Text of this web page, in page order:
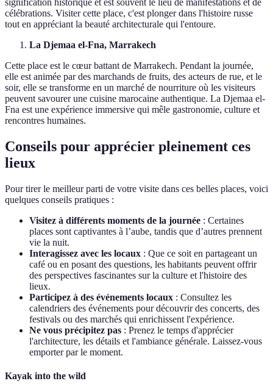
signification historique et est souvent le lieu de manifestations et de
célébrations. Visiter cette place, c'est plonger dans l'histoire russe
tout en appréciant la beauté architecturale qui l'entoure.
La Djemaa el-Fna, Marrakech
Cette place est le cœur battant de Marrakech. Pendant la journée,
elle est animée par des marchands de fruits, des acteurs de rue, et le
soir, elle se transforme en un marché de nourriture où les visiteurs
peuvent savourer une cuisine marocaine authentique. La Djemaa el-
Fna est une expérience immersive qui mêle gastronomie, culture et
rencontres humaines.
Conseils pour apprécier pleinement ces
lieux
Pour tirer le meilleur parti de votre visite dans ces belles places, voici
quelques conseils pratiques :
Visitez à différents moments de la journée : Certaines
places sont captivantes à l’aube, tandis que d’autres prennent
vie la nuit.
Interagissez avec les locaux : Que ce soit en partageant un
café ou en posant des questions, les habitants peuvent offrir
des perspectives fascinantes sur la culture et l'histoire des
lieux.
Participez à des événements locaux : Consultez les
calendriers des événements pour découvrir des concerts, des
festivals ou des marchés qui enrichissent l'expérience.
Ne vous précipitez pas : Prenez le temps d'apprécier
l'architecture, les détails et l'ambiance générale. Laissez-vous
emporter par le moment.
Kayak into the wild